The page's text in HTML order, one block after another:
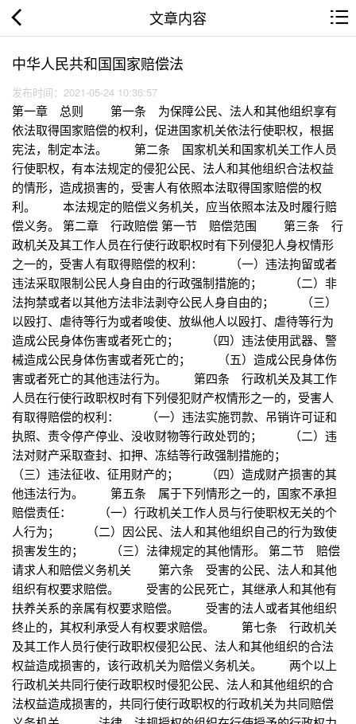
文章内容
中华人民共和国国家赔偿法
发布时间：2021-05-24 10:36:57
第一章 总则 第一条 为保障公民、法人和其他组织享有
依法取得国家赔偿的权利，促进国家机关依法行使职权，根据
宪法，制定本法。 第二条 国家机关和国家机关工作人员
行使职权，有本法规定的侵犯公民、法人和其他组织合法权益
的情形，造成损害的，受害人有依照本法取得国家赔偿的权
利。 本法规定的赔偿义务机关，应当依照本法及时履行赔
偿义务。 第二章 行政赔偿 第一节 赔偿范围 第三条 行
政机关及其工作人员在行使行政职权时有下列侵犯人身权情形
之一的，受害人有取得赔偿的权利： （一）违法拘留或者
违法采取限制公民人身自由的行政强制措施的； （二）非
法拘禁或者以其他方法非法剥夺公民人身自由的； （三）
以殴打、虐待等行为或者唆使、放纵他人以殴打、虐待等行为
造成公民身体伤害或者死亡的； （四）违法使用武器、警
械造成公民身体伤害或者死亡的； （五）造成公民身体伤
害或者死亡的其他违法行为。 第四条 行政机关及其工作
人员在行使行政职权时有下列侵犯财产权情形之一的，受害人
有取得赔偿的权利： （一）违法实施罚款、吊销许可证和
执照、责令停产停业、没收财物等行政处罚的； （二）违
法对财产采取查封、扣押、冻结等行政强制措施的；
（三）违法征收、征用财产的； （四）造成财产损害的其
他违法行为。 第五条 属于下列情形之一的，国家不承担
赔偿责任： （一）行政机关工作人员与行使职权无关的个
人行为； （二）因公民、法人和其他组织自己的行为致使
损害发生的； （三）法律规定的其他情形。 第二节 赔偿
请求人和赔偿义务机关 第六条 受害的公民、法人和其他
组织有权要求赔偿。 受害的公民死亡，其继承人和其他有
扶养关系的亲属有权要求赔偿。 受害的法人或者其他组织
终止的，其权利承受人有权要求赔偿。 第七条 行政机关
及其工作人员行使行政职权侵犯公民、法人和其他组织的合法
权益造成损害的，该行政机关为赔偿义务机关。 两个以上
行政机关共同行使行政职权时侵犯公民、法人和其他组织的合
法权益造成损害的，共同行使行政职权的行政机关为共同赔偿